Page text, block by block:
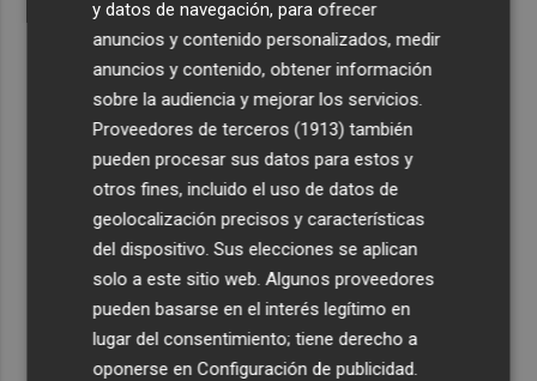
y datos de navegación, para ofrecer
anuncios y contenido personalizados, medir
anuncios y contenido, obtener información
sobre la audiencia y mejorar los servicios.
Proveedores de terceros (1913) también
pueden procesar sus datos para estos y
otros fines, incluido el uso de datos de
geolocalización precisos y características
del dispositivo. Sus elecciones se aplican
solo a este sitio web. Algunos proveedores
pueden basarse en el interés legítimo en
lugar del consentimiento; tiene derecho a
oponerse enConfiguración de publicidad